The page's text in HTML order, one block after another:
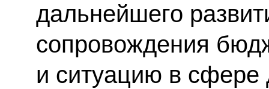
дальнейшего
сопровождения
и ситуацию в сфере